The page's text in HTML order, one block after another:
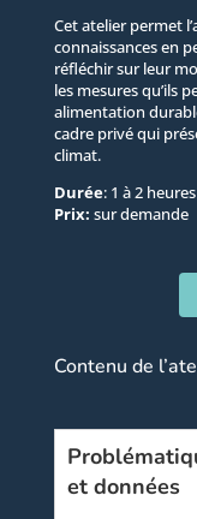
Cet atelier permet
connaissances en
réfléchir sur leur
les mesures qu’ils
alimentation
cadre privé qui
climat.
Durée: 1 à 2 heures
Prix: sur demande
Contenu de
et données